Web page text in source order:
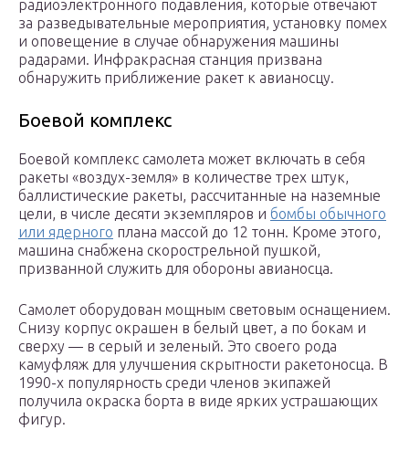
радиоэлектронного подавления, которые отвечают
за разведывательные мероприятия, установку помех
и оповещение в случае обнаружения машины
радарами. Инфракрасная станция призвана
обнаружить приближение ракет к авианосцу.
Боевой комплекс
Боевой комплекс самолета может включать в себя
ракеты «воздух-земля» в количестве трех штук,
баллистические ракеты, рассчитанные на наземные
цели, в числе десяти экземпляров и бомбы обычного
или ядерного плана массой до 12 тонн. Кроме этого,
машина снабжена скорострельной пушкой,
призванной служить для обороны авианосца.
Самолет оборудован мощным световым оснащением.
Снизу корпус окрашен в белый цвет, а по бокам и
сверху — в серый и зеленый. Это своего рода
камуфляж для улучшения скрытности ракетоносца. В
1990-х популярность среди членов экипажей
получила окраска борта в виде ярких устрашающих
фигур.